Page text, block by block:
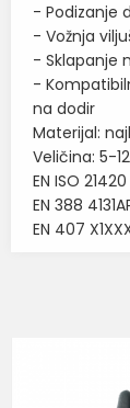
- Podizanje
- Vožnja
- Sklapanje
-
na dodir
Materijal:
Veličina: 5-12
EN ISO
EN 388
EN 407